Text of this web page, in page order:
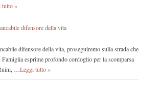
tutto »
difensore della vita
difensore della vita, proseguiremo sulla strada che
esprime profondo cordoglio per la scomparsa
… Leggi tutto »